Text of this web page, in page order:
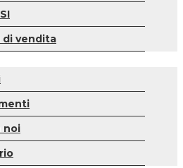
di vendita
noi